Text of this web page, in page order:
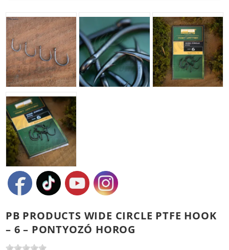
PB PRODUCTS WIDE CIRCLE PTFE HOOK
– 6 – PONTYOZÓ HOROG